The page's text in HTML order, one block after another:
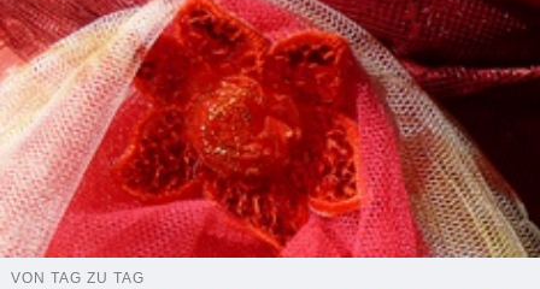
VON TAG ZU TAG